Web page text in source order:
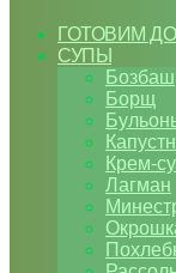
ГОТОВИМ
СУПЫ
Бозбаш
Борщ
Крем-
Лагман